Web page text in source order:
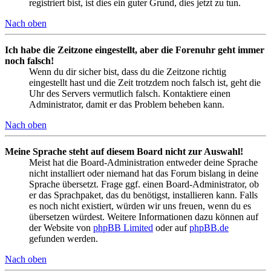
registriert bist, ist dies ein guter Grund, dies jetzt zu tun.
Nach oben
Ich habe die Zeitzone eingestellt, aber die Forenuhr geht immer
noch falsch!
Wenn du dir sicher bist, dass du die Zeitzone richtig
eingestellt hast und die Zeit trotzdem noch falsch ist, geht die
Uhr des Servers vermutlich falsch. Kontaktiere einen
Administrator, damit er das Problem beheben kann.
Nach oben
Meine Sprache steht auf diesem Board nicht zur Auswahl!
Meist hat die Board-Administration entweder deine Sprache
nicht installiert oder niemand hat das Forum bislang in deine
Sprache übersetzt. Frage ggf. einen Board-Administrator, ob
er das Sprachpaket, das du benötigst, installieren kann. Falls
es noch nicht existiert, würden wir uns freuen, wenn du es
übersetzen würdest. Weitere Informationen dazu können auf
der Website von phpBB Limited oder aufphpBB.de
gefunden werden.
Nach oben